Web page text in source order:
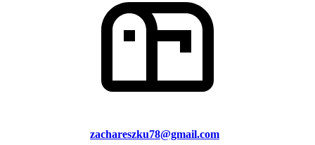
zachareszku78@gmail.com